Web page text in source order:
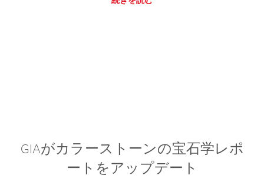
GIAがカラーストーンの宝石学レポ
ートをアップデート